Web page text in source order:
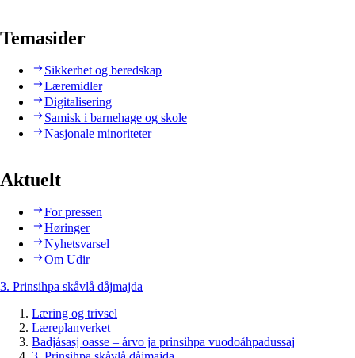
Temasider
Sikkerhet og beredskap
Læremidler
Digitalisering
Samisk i barnehage og skole
Nasjonale minoriteter
Aktuelt
For pressen
Høringer
Nyhetsvarsel
Om Udir
3. Prinsihpa skåvlå dåjmajda
Læring og trivsel
Læreplanverket
Badjásasj oasse – árvo ja prinsihpa vuodoåhpadussaj